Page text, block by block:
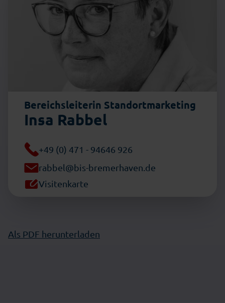
Bereichsleiterin Standortmarketing
Insa Rabbel
+49 (0) 471 - 94646 926
rabbel@bis-bremerhaven.de
Visitenkarte
Als PDF herunterladen